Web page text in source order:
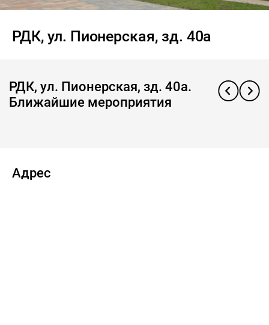
РДК, ул. Пионерская, зд. 40а
РДК, ул. Пионерская, зд. 40а.
Ближайшие мероприятия
Адрес